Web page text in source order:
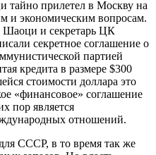
прилетел в Москву на
и экономическим вопросам.
и секретарь ЦК
секретное соглашение о
партией
кредита в размере $300
стоимости доллара это
«финансовое» соглашение
пор является
отношений.
СССР, в то время так же